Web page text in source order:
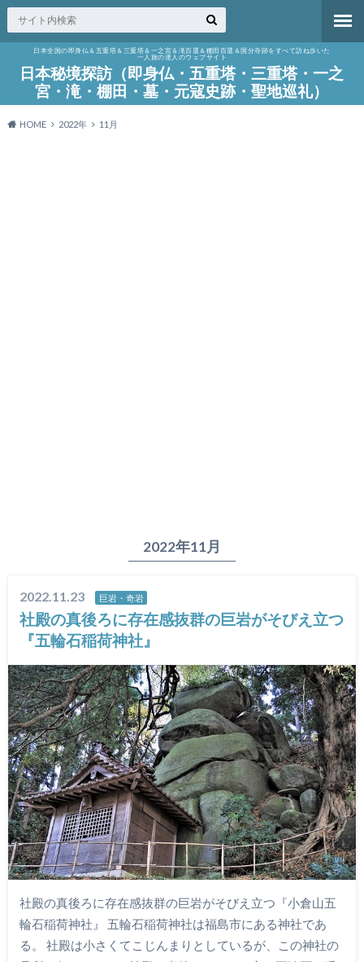
日本全国の即身仏＆五重塔＆三重塔＆一之宮＆滝百選＆棚田百選＆国分寺跡をすべて訪ね歩いた
一人旅の達人のウェブサイト
日本秘境探訪（即身仏・五重塔・三重塔・一之
宮・滝・棚田・墓・元寇史跡・聖地巡礼）
HOME 2022年 11月
2022年11月
2022.11.23 巨岩・奇岩
社殿の真後ろに存在感抜群の巨岩がそびえ立つ
『五輪石稲荷神社』
社殿の真後ろに存在感抜群の巨岩がそびえ立つ『小倉山五
輪石稲荷神社』 五輪石稲荷神社は福島市にある神社であ
る。 社殿は小さくてこじんまりとしているが、この神社の